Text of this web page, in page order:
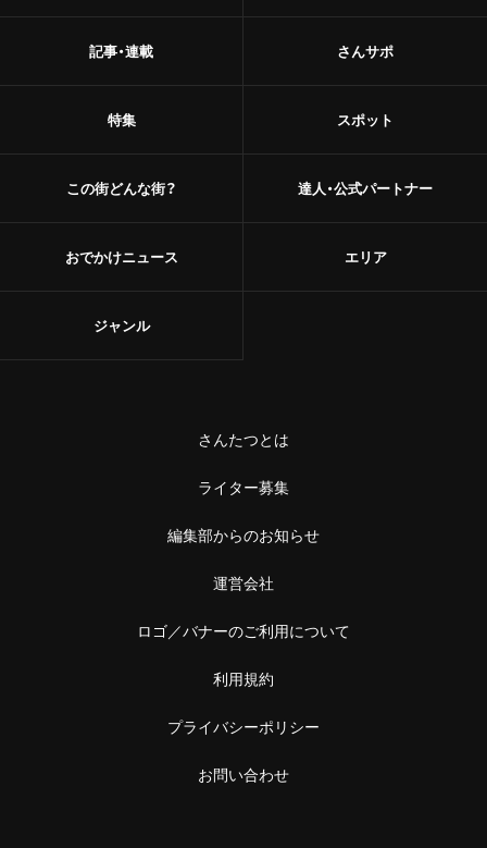
記事・連載
特集
この街どんな街？
おでかけニュース
さんサポ
スポット
達人・公式パートナー
エリア
ジャンル
さんたつとは
ライター募集
編集部からのお知らせ
運営会社
ロゴ／バナーのご利用について
利用規約
プライバシーポリシー
お問い合わせ